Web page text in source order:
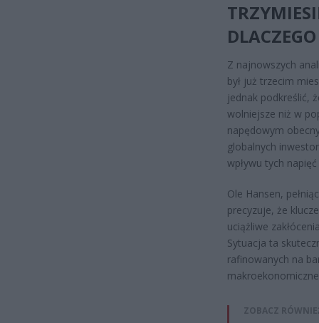
Z najnowszych
był już trzecim
jednak podkreślić,
wolniejsze niż w
napędowym
globalnych
wpływu tych
Ole Hansen,
precyzuje, że
uciążliwe
Sytuacja ta
rafinowanych na
ZOBACZ